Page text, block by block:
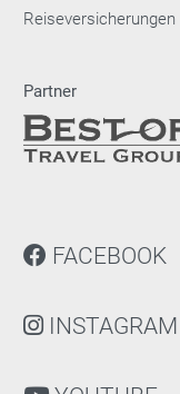
Reiseversicherungen
Partner
FACEBOOK
INSTAGRAM